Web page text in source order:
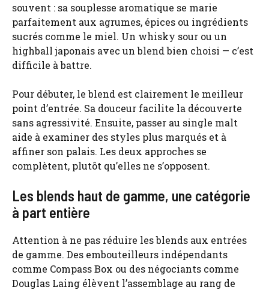
souvent : sa souplesse aromatique se marie
parfaitement aux agrumes, épices ou ingrédients
sucrés comme le miel. Un whisky sour ou un
highball japonais avec un blend bien choisi — c’est
difficile à battre.
Pour débuter, le blend est clairement le meilleur
point d’entrée. Sa douceur facilite la découverte
sans agressivité. Ensuite, passer au single malt
aide à examiner des styles plus marqués et à
affiner son palais. Les deux approches se
complètent, plutôt qu’elles ne s’opposent.
Les blends haut de gamme, une catégorie
à part entière
Attention à ne pas réduire les blends aux entrées
de gamme. Des embouteilleurs indépendants
comme Compass Box ou des négociants comme
Douglas Laing élèvent l’assemblage au rang de